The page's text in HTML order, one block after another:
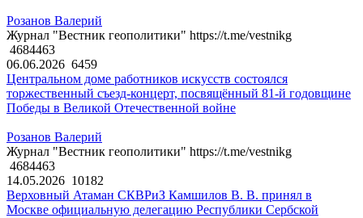
Розанов Валерий
Журнал "Вестник геополитики" https://t.me/vestnikg
4684463
06.06.2026 6459
Центральном доме работников искусств состоялся
торжественный съезд-концерт, посвящённый 81-й годовщине
Победы в Великой Отечественной войне
Розанов Валерий
Журнал "Вестник геополитики" https://t.me/vestnikg
4684463
14.05.2026 10182
Верховный Атаман СКВРиЗ Камшилов В. В. принял в
Москве официальную делегацию Республики Сербской